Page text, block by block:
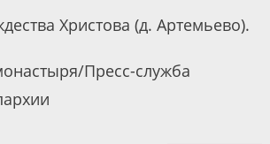
Христова (д. Артемьево).
Пресс-служба